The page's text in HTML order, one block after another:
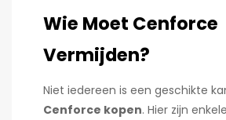
Wie Moet Cenforce
Vermijden?
Niet iedereen is een geschikte
Cenforce kopen. Hier zijn